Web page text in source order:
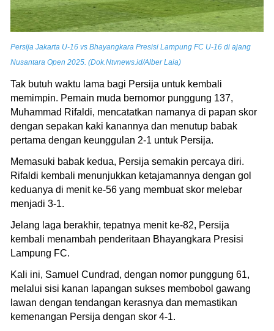
Persija Jakarta U-16 vs Bhayangkara Presisi Lampung FC U-16 di ajang
Nusantara Open 2025. (Dok.Ntvnews.id/Alber Laia)
Tak butuh waktu lama bagi Persija untuk kembali
memimpin. Pemain muda bernomor punggung 137,
Muhammad Rifaldi, mencatatkan namanya di papan skor
dengan sepakan kaki kanannya dan menutup babak
pertama dengan keunggulan 2-1 untuk Persija.
Memasuki babak kedua, Persija semakin percaya diri.
Rifaldi kembali menunjukkan ketajamannya dengan gol
keduanya di menit ke-56 yang membuat skor melebar
menjadi 3-1.
Jelang laga berakhir, tepatnya menit ke-82, Persija
kembali menambah penderitaan Bhayangkara Presisi
Lampung FC.
Kali ini, Samuel Cundrad, dengan nomor punggung 61,
melalui sisi kanan lapangan sukses membobol gawang
lawan dengan tendangan kerasnya dan memastikan
kemenangan Persija dengan skor 4-1.